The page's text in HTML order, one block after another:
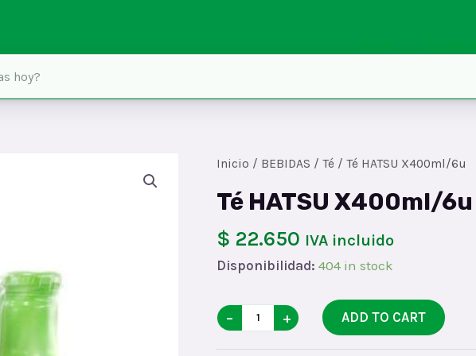
Inicio / BEBIDAS / Té / Té HATSU X400ml/6u
Té HATSU X400ml/6u
$ 22.650 IVA incluido
Disponibilidad: 404 in stock
Té
HATSU
− + ADD TO CART